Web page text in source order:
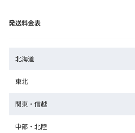
発送料金表
北海道
東北
関東・信越
中部・北陸